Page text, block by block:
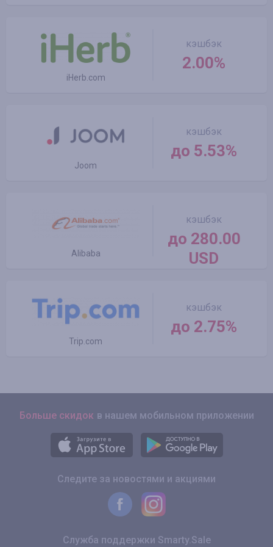
iHerb.com
кэшбэк
2.00%
Joom
кэшбэк
до 5.53%
Alibaba
кэшбэк
до 280.00
USD
Trip.com
кэшбэк
до 2.75%
Больше скидок в нашем мобильном приложении
Следите за новостями и акциями
Служба поддержки Smarty.Sale